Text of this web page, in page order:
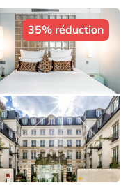
35% réduction